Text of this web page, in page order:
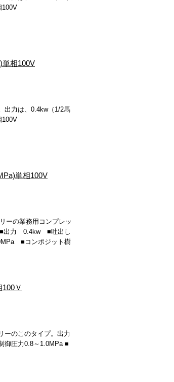
単相100V
出力は、0.4kw（1/2馬
単相100V
ーの業務用コンプレッ
■出力 0.4kw ■吐出し
■コンポジット樹
Ｖ
ーのこのタイプ。出力
御圧力0.8～1.0MPa ■